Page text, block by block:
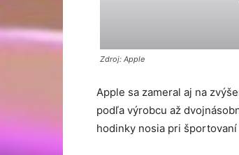
Zdroj: Apple
Apple sa zameral aj na
podľa výrobcu až
hodinky nosia pri